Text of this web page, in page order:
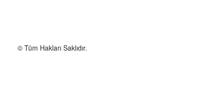
© Tüm Hakları Saklıdır.